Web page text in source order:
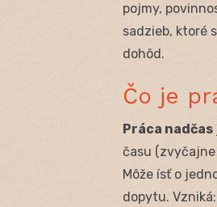
pojmy,
sadzieb, ktoré
dohôd.
Čo je
Práca nadčas
času
Môže ísť o
dopytu. Vzniká: